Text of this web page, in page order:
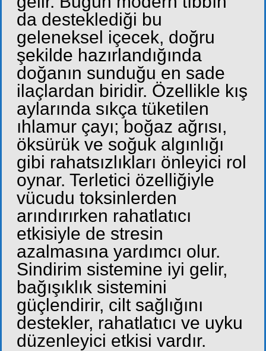
da desteklediği bu
geleneksel içecek, doğru
şekilde hazırlandığında
doğanın sunduğu en sade
ilaçlardan biridir. Özellikle kış
aylarında sıkça tüketilen
ıhlamur çayı; boğaz ağrısı,
öksürük ve soğuk algınlığı
gibi rahatsızlıkları önleyici rol
oynar. Terletici özelliğiyle
vücudu toksinlerden
arındırırken rahatlatıcı
etkisiyle de stresin
azalmasına yardımcı olur.
Sindirim sistemine iyi gelir,
bağışıklık sistemini
güçlendirir, cilt sağlığını
destekler, rahatlatıcı ve uyku
düzenleyici etkisi vardır.